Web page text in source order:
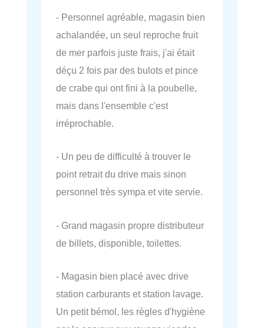
- Personnel agréable, magasin bien
achalandée, un seul reproche fruit
de mer parfois juste frais, j'ai était
déçu 2 fois par des bulots et pince
de crabe qui ont fini à la poubelle,
mais dans l'ensemble c'est
irréprochable.
- Un peu de difficulté à trouver le
point retrait du drive mais sinon
personnel très sympa et vite servie.
- Grand magasin propre distributeur
de billets, disponible, toilettes.
- Magasin bien placé avec drive
station carburants et station lavage.
Un petit bémol, les règles d'hygiène